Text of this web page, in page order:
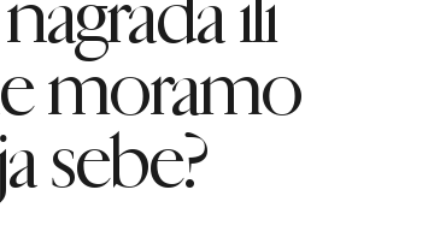
moramo
sebe?